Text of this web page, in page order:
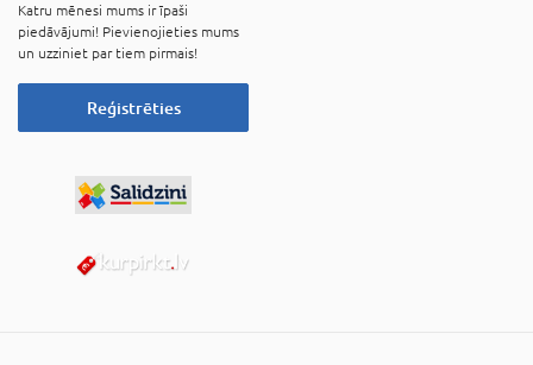
Katru mēnesi mums ir īpaši
piedāvājumi! Pievienojieties mums
un uzziniet par tiem pirmais!
Reģistrēties